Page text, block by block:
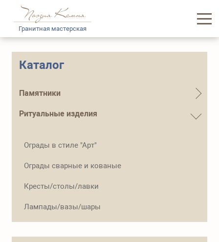
Гранитная мастерская
Каталог
Памятники
Ритуальные изделия
Ограды в стиле "Арт"
Ограды сварные и кованые
Кресты/столы/лавки
Лампады/вазы/шары